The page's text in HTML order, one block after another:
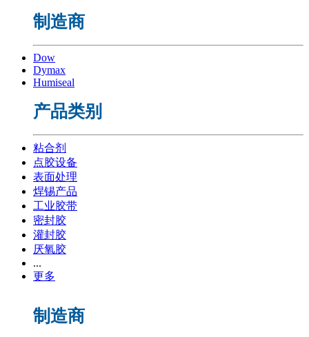
制造商
Dow
Dymax
Humiseal
产品类别
粘合剂
点胶设备
表面处理
焊锡产品
工业胶带
密封胶
灌封胶
厌氧胶
...
更多
制造商